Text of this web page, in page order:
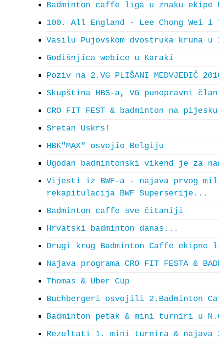
Badminton caffe liga u znaku ekipe
100. All England - Lee Chong Wei i
Vasilu Pujovskom dvostruka kruna
Godišnjica webice u Karaki
Poziv na 2.VG PLIŠANI MEDVJEDIĆ
Skupština HBS-a, VG punopravni
CRO FIT FEST & badminton na pijesku
Sretan Uskrs!
HBK"MAX" osvojio Belgiju
Ugodan badmintonski vikend je za
Vijesti iz BWF-a - najava prvog
rekapitulacija BWF Superserije...
Badminton caffe sve čitaniji
Hrvatski badminton danas...
Drugi krug Badminton Caffe ekipne
Najava programa CRO FIT FESTA &
Thomas & Uber Cup
Buchbergeri osvojili 2.Badminton
Badminton petak & mini turniri u
Rezultati 1. mini turnira & najava